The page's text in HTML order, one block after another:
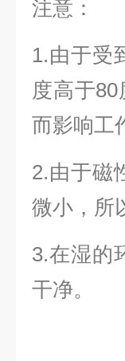
注意：
1.由于受
度高于
而影响工
2.由于磁
微小，所
3.在湿的
干净。